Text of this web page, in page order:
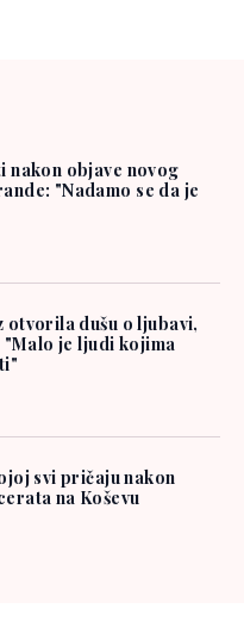
nakon objave novog
"Nadamo se da je
otvorila dušu o ljubavi,
je ljudi kojima
svi pričaju nakon
na Koševu